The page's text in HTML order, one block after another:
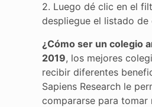
2. Luego dé clic en el
despliegue el listado de
¿Cómo ser un colegio
2019, los mejores
recibir diferentes
Sapiens Research le
compararse para tomar